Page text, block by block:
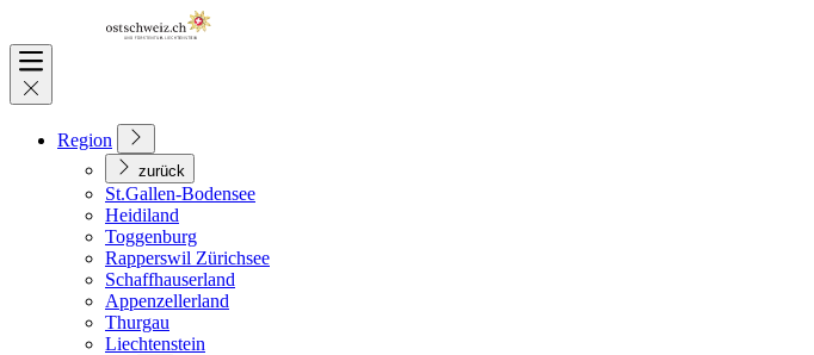
Region
zurück
St.Gallen-Bodensee
Heidiland
Toggenburg
Rapperswil Zürichsee
Schaffhauserland
Appenzellerland
Thurgau
Liechtenstein